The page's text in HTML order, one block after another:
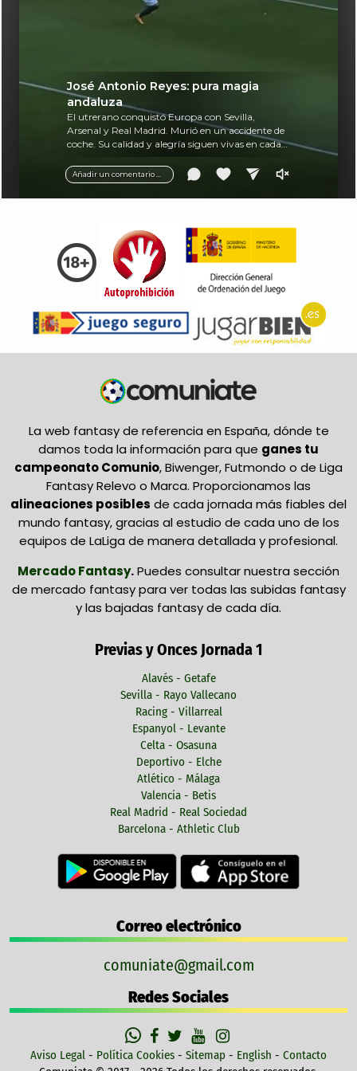
Añadir un comentario ...
José Antonio Reyes: pura magia
andaluza
El utrerano conquistó Europa con Sevilla,
Arsenal y Real Madrid. Murió en un accidente de
coche. Su calidad y alegría siguen vivas en cada
La web fantasy de referencia en España, dónde te
damos toda la información para que ganes tu
campeonato Comunio, Biwenger, Futmondo o de Liga
Fantasy Relevo o Marca. Proporcionamos las
alineaciones posibles de cada jornada más fiables del
mundo fantasy, gracias al estudio de cada uno de los
equipos de LaLiga de manera detallada y profesional.
Mercado Fantasy.Puedes consultar nuestra sección
de mercado fantasy para ver todas las subidas fantasy
y las bajadas fantasy de cada día.
Previas y Onces Jornada 1
Alavés - Getafe
Sevilla - Rayo Vallecano
Racing - Villarreal
Espanyol - Levante
Celta - Osasuna
Deportivo - Elche
Atlético - Málaga
Valencia - Betis
Real Madrid - Real Sociedad
Barcelona - Athletic Club
Correo electrónico
comuniate@gmail.com
Redes Sociales
Aviso Legal - Política Cookies - Sitemap - English - Contacto